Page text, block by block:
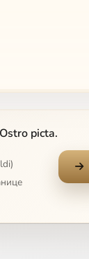
picta.